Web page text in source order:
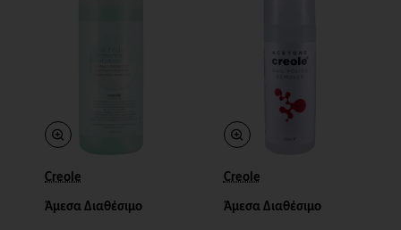
Creole
Άμεσα Διαθέσιμο
Creole
Άμεσα Διαθέσιμο